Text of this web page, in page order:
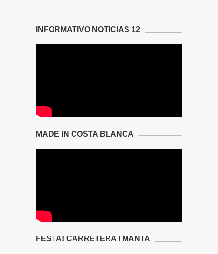
INFORMATIVO NOTICIAS 12
MADE IN COSTA BLANCA
FESTA! CARRETERA I MANTA